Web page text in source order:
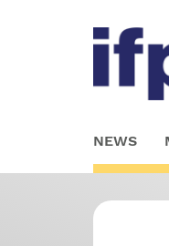
to
main
NEWS